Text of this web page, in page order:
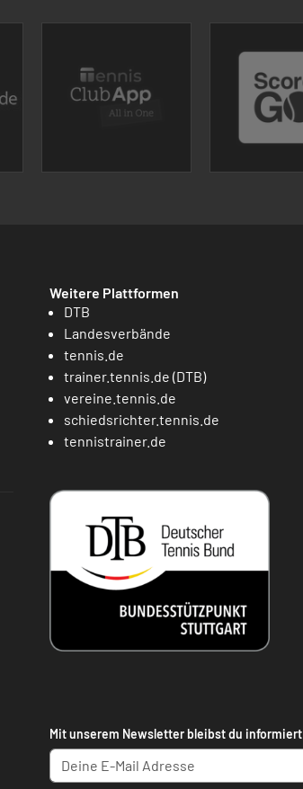
Weitere Plattformen
DTB
Landesverbände
tennis.de
trainer.tennis.de (DTB)
vereine.tennis.de
schiedsrichter.tennis.de
tennistrainer.de
Mit unserem Newsletter bleibst du informiert